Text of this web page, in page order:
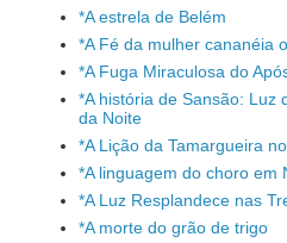
*A estrela de Belém
*A Fé da mulher cananéia
*A Fuga Miraculosa do
*A história de Sansão: Luz
da Noite
*A Lição da Tamargueira
*A linguagem do choro em
*A Luz Resplandece nas
*A morte do grão de trigo